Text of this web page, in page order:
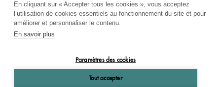
En cliquant sur « Accepter tous les cookies », vous acceptez
l’utilisation de cookies essentiels au fonctionnement du site et pour
améliorer et personnaliser le contenu.
En savoir plus
Paramètres des cookies
Tout accepter
RECHERCHE THÉMATIQUE
OK